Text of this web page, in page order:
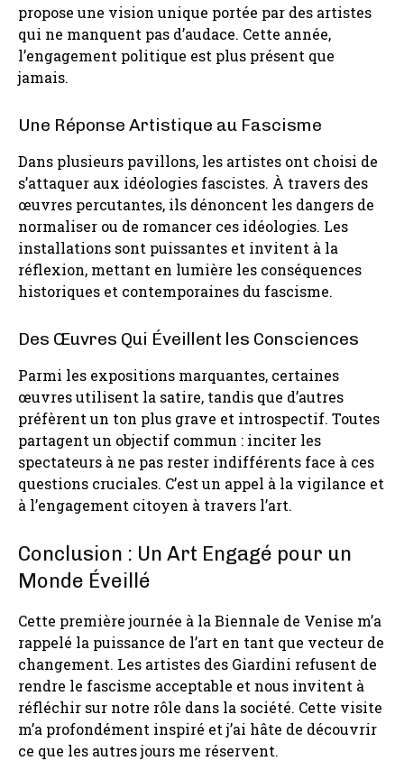
propose une vision unique portée par des artistes
qui ne manquent pas d’audace. Cette année,
l’engagement politique est plus présent que
jamais.
Une Réponse Artistique au Fascisme
Dans plusieurs pavillons, les artistes ont choisi de
s’attaquer aux idéologies fascistes. À travers des
œuvres percutantes, ils dénoncent les dangers de
normaliser ou de romancer ces idéologies. Les
installations sont puissantes et invitent à la
réflexion, mettant en lumière les conséquences
historiques et contemporaines du fascisme.
Des Œuvres Qui Éveillent les Consciences
Parmi les expositions marquantes, certaines
œuvres utilisent la satire, tandis que d’autres
préfèrent un ton plus grave et introspectif. Toutes
partagent un objectif commun : inciter les
spectateurs à ne pas rester indifférents face à ces
questions cruciales. C’est un appel à la vigilance et
à l’engagement citoyen à travers l’art.
Conclusion : Un Art Engagé pour un
Monde Éveillé
Cette première journée à la Biennale de Venise m’a
rappelé la puissance de l’art en tant que vecteur de
changement. Les artistes des Giardini refusent de
rendre le fascisme acceptable et nous invitent à
réfléchir sur notre rôle dans la société. Cette visite
m’a profondément inspiré et j’ai hâte de découvrir
ce que les autres jours me réservent.